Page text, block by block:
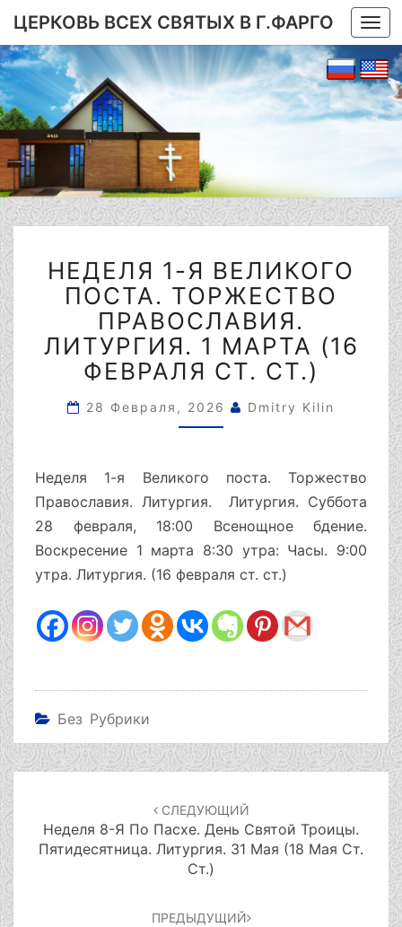
ЦЕРКОВЬ ВСЕХ СВЯТЫХ В Г.ФАРГО
Я
ВЕЛИКОГО
ПОСТА.
ТОРЖЕСТВО
ПРАВОСЛАВИЯ.
1
МАРТА
СТ.
СТ.)
НЕДЕЛЯ 1-Я ВЕЛИКОГО
ПОСТА. ТОРЖЕСТВО
ПРАВОСЛАВИЯ.
ЛИТУРГИЯ. 1 МАРТА (16
ФЕВРАЛЯ СТ. СТ.)
28 Февраля, 2026 Dmitry Kilin
Неделя 1-я Великого поста. Торжество
Православия. Литургия. Литургия. Суббота
28 февраля, 18:00 Всенощное бдение.
Воскресение 1 марта 8:30 утра: Часы. 9:00
утра. Литургия. (16 февраля ст. ст.)
Без Рубрики
Навигация
по
записям
СЛЕДУЮЩИЙ
Неделя 8-Я По Пасхе. День Святой Троицы.
Пятидесятница. Литургия. 31 Мая (18 Мая Ст.
Ст.)
ПРЕДЫДУЩИЙ